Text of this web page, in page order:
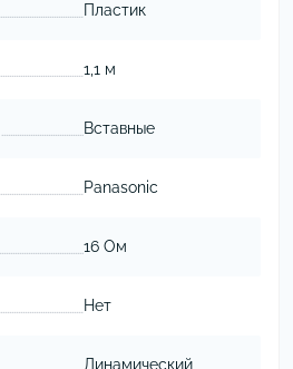
Пластик
1,1 м
Вставные
Panasonic
16 Ом
Нет
Динамический